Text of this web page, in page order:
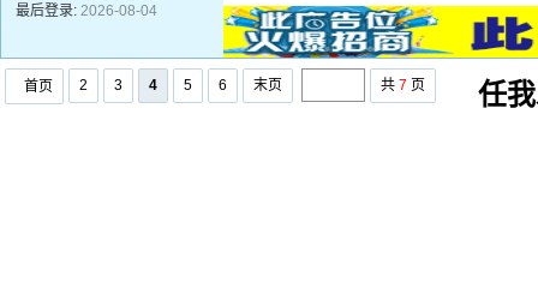
最后登录: 2026-08-04
首页 2 3 4 5 6 末页 共 7 页 任我